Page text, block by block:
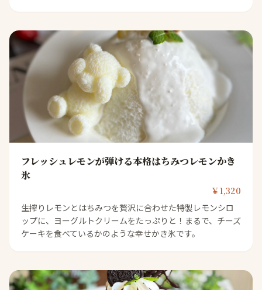
フレッシュレモンが弾ける本格はちみつレモンかき
氷
￥1,320
生搾りレモンとはちみつを贅沢に合わせた特製レモンシロ
ップに、ヨーグルトクリームをたっぷりと！まるで、チーズ
ケーキを食べているかのような幸せかき氷です。